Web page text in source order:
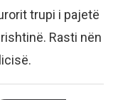
trupi i pajetë
Rasti nën